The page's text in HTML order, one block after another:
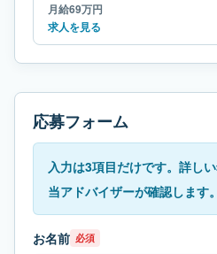
月給69万円
求人を見る
応募フォーム
入力は3項目だけです。詳し
当アドバイザーが確認します。
お名前 必須